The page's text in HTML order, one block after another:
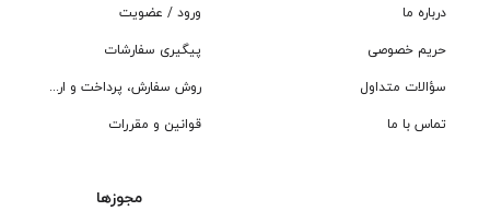
درباره ما
حریم خصوصی
سؤالات متداول
تماس با ما
ورود / عضویت
پیگیری سفارشات
روش سفارش، پرداخت و ارسال
قوانین و مقررات
مجوزها